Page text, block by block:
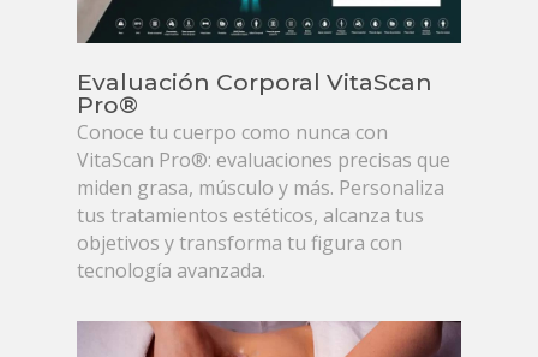
Evaluación Corporal VitaScan
Pro®
Conoce tu cuerpo como nunca con
VitaScan Pro®: evaluaciones precisas que
miden grasa, músculo y más. Personaliza
tus tratamientos estéticos, alcanza tus
objetivos y transforma tu figura con
tecnología avanzada.